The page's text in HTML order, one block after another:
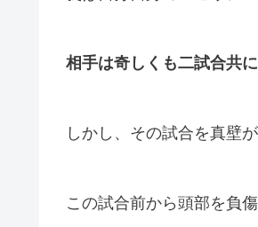
相手は奇しくも二試合共
しかし、その試合を真壁
この試合前から頭部を負